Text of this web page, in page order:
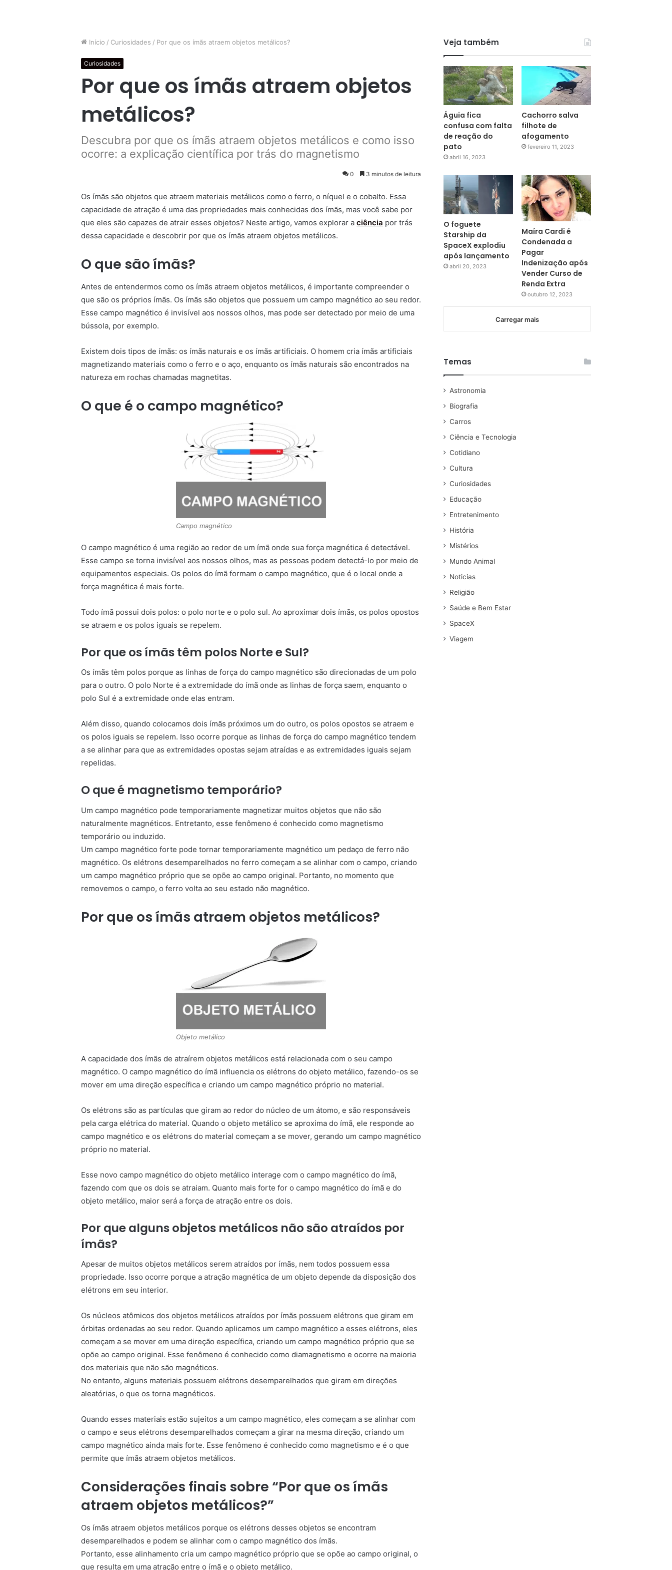
Início / Curiosidades / Por que os ímãs atraem objetos metálicos?
Curiosidades
Por que os ímãs atraem objetos
metálicos?
Descubra por que os ímãs atraem objetos metálicos e como isso
ocorre: a explicação científica por trás do magnetismo
0 3 minutos de leitura
Os ímãs são objetos que atraem materiais metálicos como o ferro, o níquel e o cobalto. Essa
capacidade de atração é uma das propriedades mais conhecidas dos ímãs, mas você sabe por
que eles são capazes de atrair esses objetos? Neste artigo, vamos explorar a ciência por trás
dessa capacidade e descobrir por que os ímãs atraem objetos metálicos.
O que são ímãs?
Antes de entendermos como os ímãs atraem objetos metálicos, é importante compreender o
que são os próprios ímãs. Os ímãs são objetos que possuem um campo magnético ao seu redor.
Esse campo magnético é invisível aos nossos olhos, mas pode ser detectado por meio de uma
bússola, por exemplo.
Existem dois tipos de ímãs: os ímãs naturais e os ímãs artificiais. O homem cria ímãs artificiais
magnetizando materiais como o ferro e o aço, enquanto os ímãs naturais são encontrados na
natureza em rochas chamadas magnetitas.
O que é o campo magnético?
Campo magnético
O campo magnético é uma região ao redor de um ímã onde sua força magnética é detectável.
Esse campo se torna invisível aos nossos olhos, mas as pessoas podem detectá-lo por meio de
equipamentos especiais. Os polos do ímã formam o campo magnético, que é o local onde a
força magnética é mais forte.
Todo ímã possui dois polos: o polo norte e o polo sul. Ao aproximar dois ímãs, os polos opostos
se atraem e os polos iguais se repelem.
Por que os ímãs têm polos Norte e Sul?
Os ímãs têm polos porque as linhas de força do campo magnético são direcionadas de um polo
para o outro. O polo Norte é a extremidade do ímã onde as linhas de força saem, enquanto o
polo Sul é a extremidade onde elas entram.
Além disso, quando colocamos dois ímãs próximos um do outro, os polos opostos se atraem e
os polos iguais se repelem. Isso ocorre porque as linhas de força do campo magnético tendem
a se alinhar para que as extremidades opostas sejam atraídas e as extremidades iguais sejam
repelidas.
O que é magnetismo temporário?
Um campo magnético pode temporariamente magnetizar muitos objetos que não são
naturalmente magnéticos. Entretanto, esse fenômeno é conhecido como magnetismo
temporário ou induzido.
Um campo magnético forte pode tornar temporariamente magnético um pedaço de ferro não
magnético. Os elétrons desemparelhados no ferro começam a se alinhar com o campo, criando
um campo magnético próprio que se opõe ao campo original. Portanto, no momento que
removemos o campo, o ferro volta ao seu estado não magnético.
Por que os ímãs atraem objetos metálicos?
Objeto metálico
A capacidade dos ímãs de atraírem objetos metálicos está relacionada com o seu campo
magnético. O campo magnético do ímã influencia os elétrons do objeto metálico, fazendo-os se
mover em uma direção específica e criando um campo magnético próprio no material.
Os elétrons são as partículas que giram ao redor do núcleo de um átomo, e são responsáveis
pela carga elétrica do material. Quando o objeto metálico se aproxima do ímã, ele responde ao
campo magnético e os elétrons do material começam a se mover, gerando um campo magnético
próprio no material.
Esse novo campo magnético do objeto metálico interage com o campo magnético do ímã,
fazendo com que os dois se atraiam. Quanto mais forte for o campo magnético do ímã e do
objeto metálico, maior será a força de atração entre os dois.
Por que alguns objetos metálicos não são atraídos por
ímãs?
Apesar de muitos objetos metálicos serem atraídos por ímãs, nem todos possuem essa
propriedade. Isso ocorre porque a atração magnética de um objeto depende da disposição dos
elétrons em seu interior.
Os núcleos atômicos dos objetos metálicos atraídos por ímãs possuem elétrons que giram em
órbitas ordenadas ao seu redor. Quando aplicamos um campo magnético a esses elétrons, eles
começam a se mover em uma direção específica, criando um campo magnético próprio que se
opõe ao campo original. Esse fenômeno é conhecido como diamagnetismo e ocorre na maioria
dos materiais que não são magnéticos.
No entanto, alguns materiais possuem elétrons desemparelhados que giram em direções
aleatórias, o que os torna magnéticos.
Quando esses materiais estão sujeitos a um campo magnético, eles começam a se alinhar com
o campo e seus elétrons desemparelhados começam a girar na mesma direção, criando um
campo magnético ainda mais forte. Esse fenômeno é conhecido como magnetismo e é o que
permite que ímãs atraem objetos metálicos.
Considerações finais sobre “Por que os ímãs
atraem objetos metálicos?”
Os ímãs atraem objetos metálicos porque os elétrons desses objetos se encontram
desemparelhados e podem se alinhar com o campo magnético dos ímãs.
Portanto, esse alinhamento cria um campo magnético próprio que se opõe ao campo original, o
que resulta em uma atração entre o ímã e o objeto metálico.
Veja também
Águia fica
confusa com falta
de reação do
pato
abril 16, 2023
Cachorro salva
filhote de
afogamento
fevereiro 11, 2023
O foguete
Starship da
SpaceX explodiu
após lançamento
abril 20, 2023
Maíra Cardi é
Condenada a
Pagar
Indenização após
Vender Curso de
Renda Extra
outubro 12, 2023
Carregar mais
Temas
Astronomia
Biografia
Carros
Ciência e Tecnologia
Cotidiano
Cultura
Curiosidades
Educação
Entretenimento
História
Mistérios
Mundo Animal
Noticias
Religião
Saúde e Bem Estar
SpaceX
Viagem